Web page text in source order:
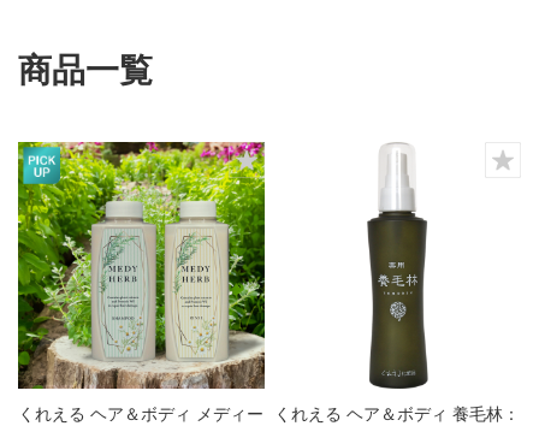
商品一覧
くれえる ヘア＆ボディ メディー
くれえる ヘア＆ボディ 養毛林：